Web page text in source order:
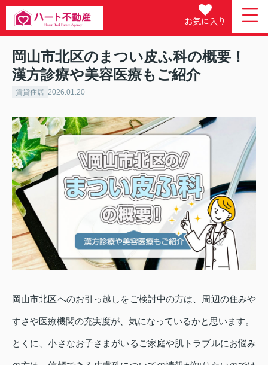
お気に入り
岡山市北区のまつい皮ふ科の概要！
漢方診療や美容医療もご紹介
賃貸住居 2026.01.20
岡山市北区へのお引っ越しをご検討中の方は、周辺の住みや
すさや医療機関の充実度が、気になっているかと思います。
とくに、小さなお子さまがいるご家庭や肌トラブルにお悩み